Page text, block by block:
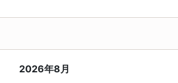
2026年8月